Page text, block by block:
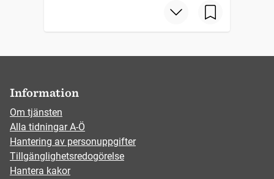
Information
Om tjänsten
Alla tidningar A-Ö
Hantering av personuppgifter
Tillgänglighetsredogörelse
Hantera kakor